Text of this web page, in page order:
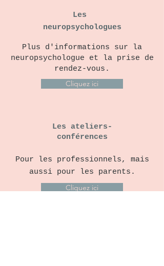
Les
neuropsychologues
Plus d'informations sur la
neuropsychologue et la prise de
rendez-vous.
Cliquez ici
Les ateliers-
conférences
Pour les professionnels, mais
aussi pour les parents.
Cliquez ici